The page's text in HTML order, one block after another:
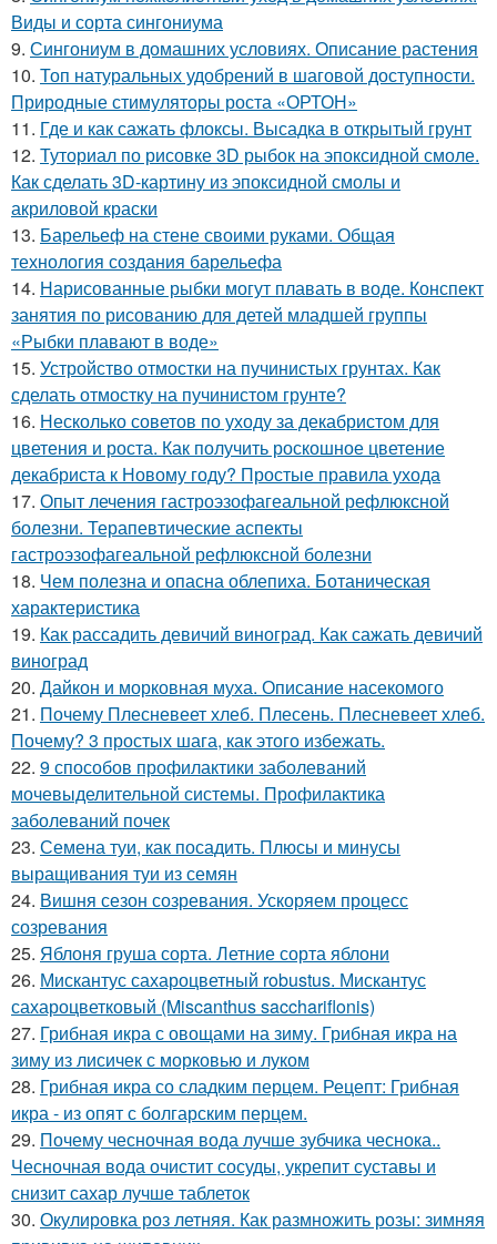
Виды и сорта сингониума
9. Сингониум в домашних условиях. Описание растения
10. Топ натуральных удобрений в шаговой доступности.
Природные стимуляторы роста «ОРТОН»
11. Где и как сажать флоксы. Высадка в открытый грунт
12. Туториал по рисовке 3D рыбок на эпоксидной смоле.
Как сделать 3D-картину из эпоксидной смолы и
акриловой краски
13. Барельеф на стене своими руками. Общая
технология создания барельефа
14. Нарисованные рыбки могут плавать в воде. Конспект
занятия по рисованию для детей младшей группы
«Рыбки плавают в воде»
15. Устройство отмостки на пучинистых грунтах. Как
сделать отмостку на пучинистом грунте?
16. Несколько советов по уходу за декабристом для
цветения и роста. Как получить роскошное цветение
декабриста к Новому году? Простые правила ухода
17. Опыт лечения гастроэзофагеальной рефлюксной
болезни. Терапевтические аспекты
гастроэзофагеальной рефлюксной болезни
18. Чем полезна и опасна облепиха. Ботаническая
характеристика
19. Как рассадить девичий виноград. Как сажать девичий
виноград
20. Дайкон и морковная муха. Описание насекомого
21. Почему Плесневеет хлеб. Плесень. Плесневеет хлеб.
Почему? 3 простых шага, как этого избежать.
22. 9 способов профилактики заболеваний
мочевыделительной системы. Профилактика
заболеваний почек
23. Семена туи, как посадить. Плюсы и минусы
выращивания туи из семян
24. Вишня сезон созревания. Ускоряем процесс
созревания
25. Яблоня груша сорта. Летние сорта яблони
26. Мискантус сахароцветный robustus. Мискантус
сахароцветковый (Miscanthus sacchariflonis)
27. Грибная икра с овощами на зиму. Грибная икра на
зиму из лисичек с морковью и луком
28. Грибная икра со сладким перцем. Рецепт: Грибная
икра - из опят с болгарским перцем.
29. Почему чесночная вода лучше зубчика чеснока..
Чесночная вода очистит сосуды, укрепит суставы и
снизит сахар лучше таблеток
30. Окулировка роз летняя. Как размножить розы: зимняя